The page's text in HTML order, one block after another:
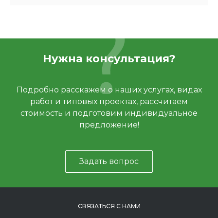
Нужна консультация?
Подробно расскажем о наших услугах, видах
работ и типовых проектах, рассчитаем
стоимость и подготовим индивидуальное
предложение!
Задать вопрос
СВЯЗАТЬСЯ С НАМИ